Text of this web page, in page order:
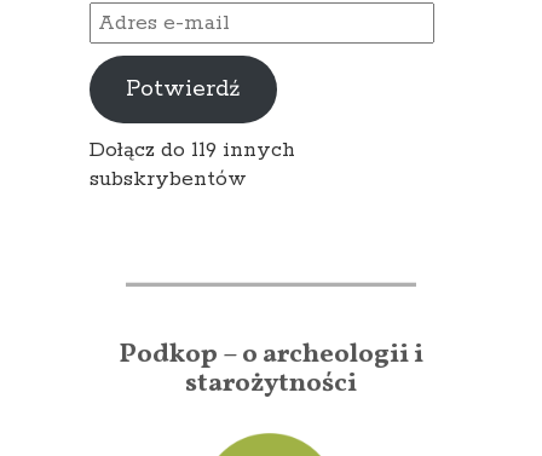
Adres
e-
mail
Potwierdź
Dołącz do 119 innych
subskrybentów
Podkop – o archeologii i
starożytności